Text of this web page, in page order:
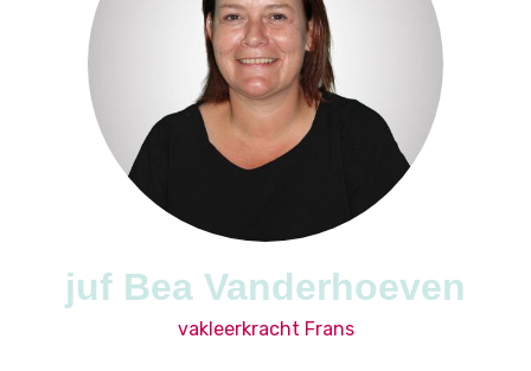
juf Bea Vanderhoeven
vakleerkracht Frans